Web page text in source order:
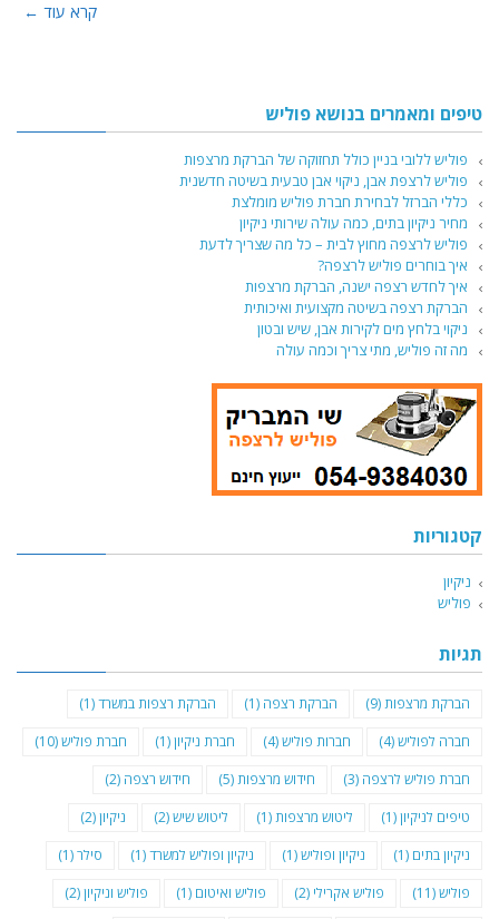
קרא עוד ←
טיפים ומאמרים בנושא פוליש
פוליש ללובי בניין כולל תחזוקה של הברקת מרצפות
פוליש לרצפת אבן, ניקוי אבן טבעית בשיטה חדשנית
כללי הברזל לבחירת חברת פוליש מומלצת
מחיר ניקיון בתים, כמה עולה שירותי ניקיון
פוליש לרצפה מחוץ לבית – כל מה שצריך לדעת
איך בוחרים פוליש לרצפה?
איך לחדש רצפה ישנה, הברקת מרצפות
הברקת רצפה בשיטה מקצועית ואיכותית
ניקוי בלחץ מים לקירות אבן, שיש ובטון
מה זה פוליש, מתי צריך וכמה עולה
קטגוריות
ניקיון
פוליש
תגיות
הברקת מרצפות(9) הברקת רצפה (1) הברקת רצפות במשרד(1)
חברה לפוליש(4) חברות פוליש(4) חברת ניקיון(1) חברת פוליש(10)
חברת פוליש לרצפה (3) חידוש מרצפות(5) חידוש רצפה (2)
טיפים לניקיון(1) ליטוש מרצפות(1) ליטוש שיש(2) ניקיון(2)
ניקיון בתים (1) ניקיון ופוליש(1) ניקיון ופוליש למשרד(1) סילר(1)
פוליש(11) פוליש אקרילי (2) פוליש ואיטום (1) פוליש וניקיון(2)